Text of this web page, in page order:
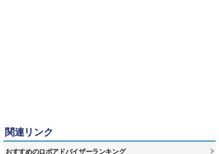
関連リンク
おすすめのロボアドバイザーランキング